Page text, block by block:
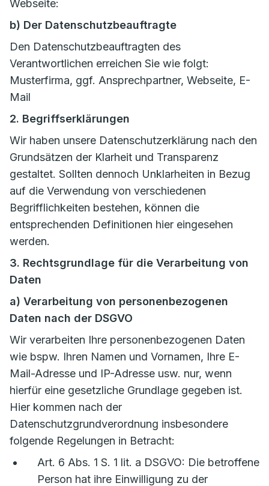
Webseite:
b) Der Datenschutzbeauftragte
Den Datenschutzbeauftragten des
Verantwortlichen erreichen Sie wie folgt:
Musterfirma, ggf. Ansprechpartner, Webseite, E-
Mail
2. Begriffserklärungen
Wir haben unsere Datenschutzerklärung nach den
Grundsätzen der Klarheit und Transparenz
gestaltet. Sollten dennoch Unklarheiten in Bezug
auf die Verwendung von verschiedenen
Begrifflichkeiten bestehen, können die
entsprechenden Definitionen hier eingesehen
werden.
3. Rechtsgrundlage für die Verarbeitung von
Daten
a) Verarbeitung von personenbezogenen
Daten nach der DSGVO
Wir verarbeiten Ihre personenbezogenen Daten
wie bspw. Ihren Namen und Vornamen, Ihre E-
Mail-Adresse und IP-Adresse usw. nur, wenn
hierfür eine gesetzliche Grundlage gegeben ist.
Hier kommen nach der
Datenschutzgrundverordnung insbesondere
folgende Regelungen in Betracht:
Art. 6 Abs. 1 S. 1 lit. a DSGVO: Die betroffene
Person hat ihre Einwilligung zu der